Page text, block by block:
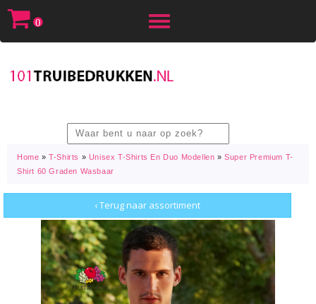
Toggle
0
Home »T-Shirts » Unisex T-Shirts En Duo Modellen »Super Premium T-
Shirt 60 Graden Wasbaar
‹ Terug naar assortiment